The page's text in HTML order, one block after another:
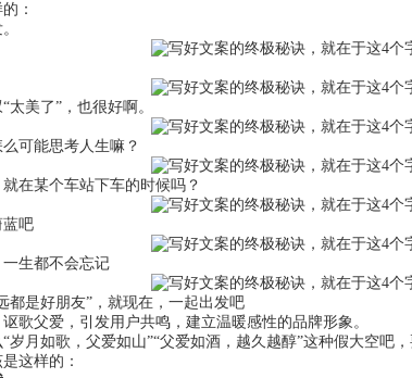
：
太美了”，也很好啊。
可能思考人生嘛？
在某个车站下车的时候吗？
蓝吧
生都不会忘记
都是好朋友”，就现在，一起出发吧
歌父爱，引发用户共鸣，建立温暖感性的品牌形象。
岁月如歌，父爱如山”“父爱如酒，越久越醇”这种假大空吧，
这样的：